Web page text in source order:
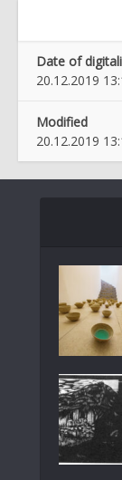
Date of
20.12.2019
Modified
20.12.2019